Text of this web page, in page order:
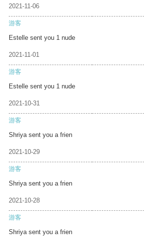
2021-11-06
游客
Estelle sent you 1 nude
2021-11-01
游客
Estelle sent you 1 nude
2021-10-31
游客
Shriya sent you a frien
2021-10-29
游客
Shriya sent you a frien
2021-10-28
游客
Shriya sent you a frien